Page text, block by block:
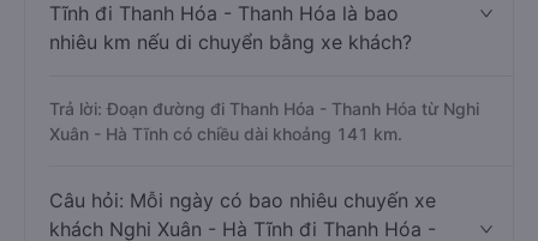
Tĩnh đi Thanh Hóa - Thanh Hóa là bao
nhiêu km nếu di chuyển bằng xe khách?
Trả lời: Đoạn đường đi Thanh Hóa - Thanh Hóa từ Nghi
Xuân - Hà Tĩnh có chiều dài khoảng 141 km.
Câu hỏi: Mỗi ngày có bao nhiêu chuyến xe
khách Nghi Xuân - Hà Tĩnh đi Thanh Hóa -